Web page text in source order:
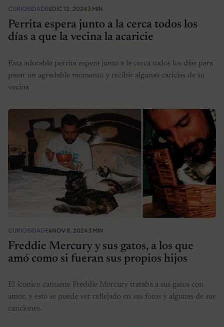
CURIOSIDADESDIC 12, 20243 MIN
Perrita espera junto a la cerca todos los
días a que la vecina la acaricie
Esta adorable perrita espera junto a la cerca todos los días para
pasar un agradable momento y recibir algunas caricias de su
vecina
CURIOSIDADESNOV 8, 20243 MIN
Freddie Mercury y sus gatos, a los que
amó como si fueran sus propios hijos
El íconico cantante Freddie Mercury trataba a sus gatos con
amor, y esto se puede ver reflejado en sus fotos y algunas de sus
canciones.